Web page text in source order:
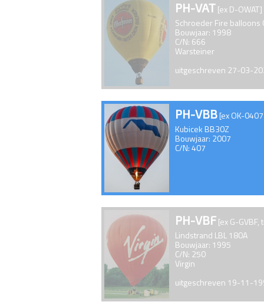
PH-VAT[ex D-OWAT]
Schroeder Fire balloons
Bouwjaar: 1998
C/N: 666
Warsteiner
uitgeschreven 27-03-
PH-VBB[ex OK-
Kubicek BB30Z
Bouwjaar: 2007
C/N: 407
PH-VBF[ex G-GVBF,
Lindstrand LBL 180A
Bouwjaar: 1995
C/N: 250
Virgin
uitgeschreven 19-11-